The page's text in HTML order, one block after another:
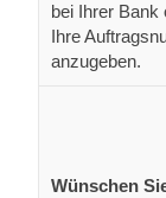
bei Ihrer Bank
Ihre
anzugeben.
Wünschen